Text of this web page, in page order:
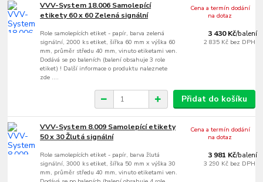
VVV-System 18.006 Samolepící
etikety 60 x 60 Zelená signální
Role samolepících etiket - papír, barva zelená
signální, 2000 ks etiket, šířka 60 mm x výška 60
mm, průměr středu 40 mm, vinuto etiketami ven.
Dodává se po baleních (balení obsahuje 3 role
etiket) ! Další informace o produktu naleznete
zde ....
3 430 Kč/balení
2 835 Kč bez DPH
Cena a termín dodání
na dotaz
Přidat do košíku
VVV-System 8.009 Samolepící etikety
50 x 30 Žlutá signální
Role samolepících etiket - papír, barva žlutá
signální, 3000 ks etiket, šířka 50 mm x výška 30
mm, průměr středu 40 mm, vinuto etiketami ven.
3 981 Kč/balení
3 290 Kč bez DPH
Cena a termín dodání
na dotaz